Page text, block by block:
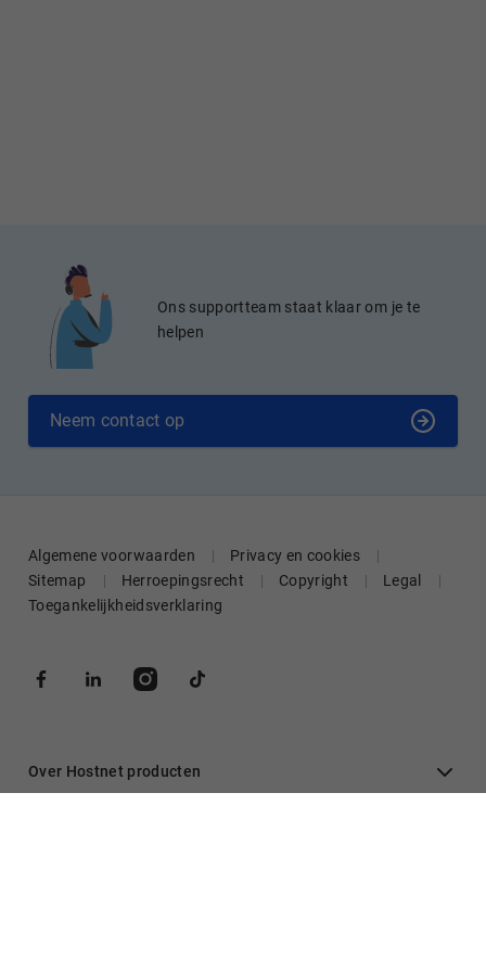
Ons supportteam staat klaar om je te
helpen
Neem contact op
Algemene voorwaarden
Privacy en cookies
Sitemap
Herroepingsrecht Copyright
Legal
Toegankelijkheidsverklaring
Over Hostnet producten